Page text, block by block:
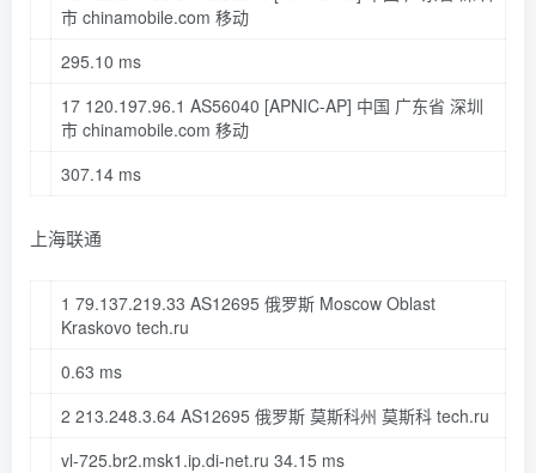
市 chinamobile.com 移动
295.10 ms
17 120.197.96.1 AS56040 [APNIC-AP] 中国 广东省 深圳
市 chinamobile.com 移动
307.14 ms
上海联通
1 79.137.219.33 AS12695 俄罗斯 Moscow Oblast
Kraskovo tech.ru
0.63 ms
2 213.248.3.64 AS12695 俄罗斯 莫斯科州 莫斯科 tech.ru
vl-725.br2.msk1 .ip.di-net.ru 34.15 ms